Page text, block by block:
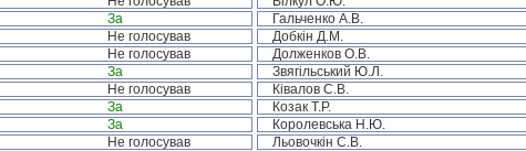
За Гальченко А.В.
Не голосував Добкін Д.М.
Не голосував Долженков О.В.
За Звягільський Ю.Л.
Не голосував Ківалов С.В.
За Козак Т.Р.
За Королевська Н.Ю.
Не голосував Льовочкін С.В.